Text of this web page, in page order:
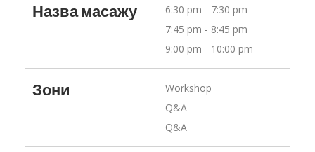
Назва масажу
6:30 pm - 7:30 pm
7:45 pm - 8:45 pm
9:00 pm - 10:00 pm
Зони
Workshop
Q&A
Q&A